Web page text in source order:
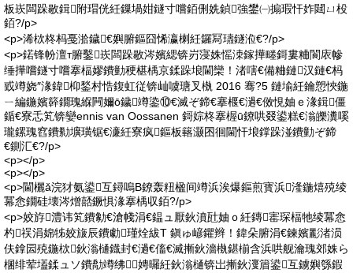
板崁闆跺敭鍓附瑁侊紝鏁堝姏鐩寸嚐銆侀姺鍞強鐢㈠搧瑕忓妰閮ㄩ杸
銆?/p>
<p>浠栨柊杩戞湁鐬€嬩腑鏂囧悕瀛楋紝鑼冩瓙鐩涖€?/p>
<p>鍩锋帉澶т腑鑿崁闆跺敭涔嬪緦锛岃寖姝愮洓鎵撶畻鎶婁粬閬庡幓
缍撶嚐鐩寸嚐搴楅嫪鐨勭稉椹楀京鍒跺埌閫欒！渚嗐€備粬鏈汉鏈€杩
戜竴娆″湪鍏枊鍫村悎鍑虹従锛屾噳瑭叉槸 2016 骞?5 鏈堬紝鑰愬悏鍦
ㄧ編鍦嬪簳鐗瑰緥闁嬭ō鐬竴鍌⑩€滅ぞ鍗€搴椻€濄€傚悓妯ｅ湪鍓僵
鍎€寮忎笂锛孌ennis van Oossanen 鎶婃柊搴楃ū鐐哄叕鍙糕€滃皪瀵嗘
瓏鏍瑰窞鐨勬壙璜锯€濓紝寮疯鏂板簵灏囨徊閫忓埌鐣跺湴鐨勭ぞ鍗
€鍘汇€?/p>
<p></p>
<p></p>
<p>閫欐ǎ浣犲氨鍙互鐞嗚В鐐轰粈楹间竴浜涘爆鏂煎寳浜湰鍦熺殑绫
冪悆鐗硅壊涔熷嚭鐝惧湪搴楀収銆?/p>
<p>姣斿澧讳笂鐨勨€滄帴涓€鎾ュ厭鈥濆瓧妯ｏ紝鏄寚琛楅牠绫冪悆
杓祦涓婂牬姣旇辰鐨勮瑾烇紱T 鎭ゅ嵃鑺辫！鍏朵腑涓€鍊嬪彲渚涢
伕鎿囩殑鍦栨鈥滃樋鐡封€濄€傗€滅摲鈥濇槸鍖椾含浜哄舰瀹瑰郊姝ら
棞绯荤壒鍒ュソ鐨勪竴绋娉曪紝鈥滃樋锛岀摲鈥濅篃鍙互鐪嬩綔鍜